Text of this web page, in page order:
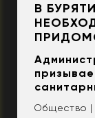
В
Общество |